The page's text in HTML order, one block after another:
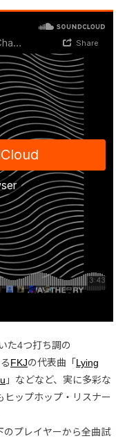
た4つ打ち調の
FKJの代表曲「 Lying
」などなど、実に多彩な
ヒップホップ・リスナー
のプレイヤーから全曲試